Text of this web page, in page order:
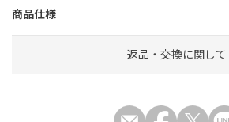
商品仕様
返品・交換に関して